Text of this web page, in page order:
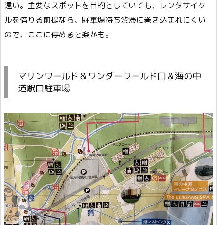
遠い。主要なスポットを目的としていても、レンタサイク
ルを借りる前提なら、駐車場待ち渋滞に巻き込まれにくい
ので、ここに停めると楽かも。
マリンワールド＆ワンダーワールド口＆海の中
道駅口駐車場